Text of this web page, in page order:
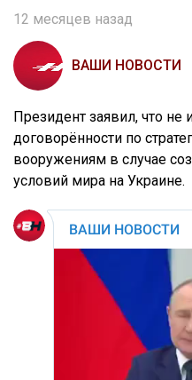
12 месяцев назад
ВАШИ НОВОСТИ
Президент заявил, что
договорённости по
вооружениям в случае
условий мира на Украине.